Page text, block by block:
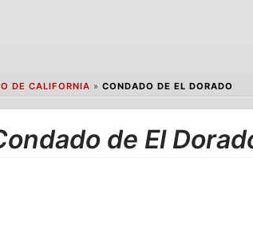
DE CALIFORNIA » CONDADO DE EL DORADO
de El